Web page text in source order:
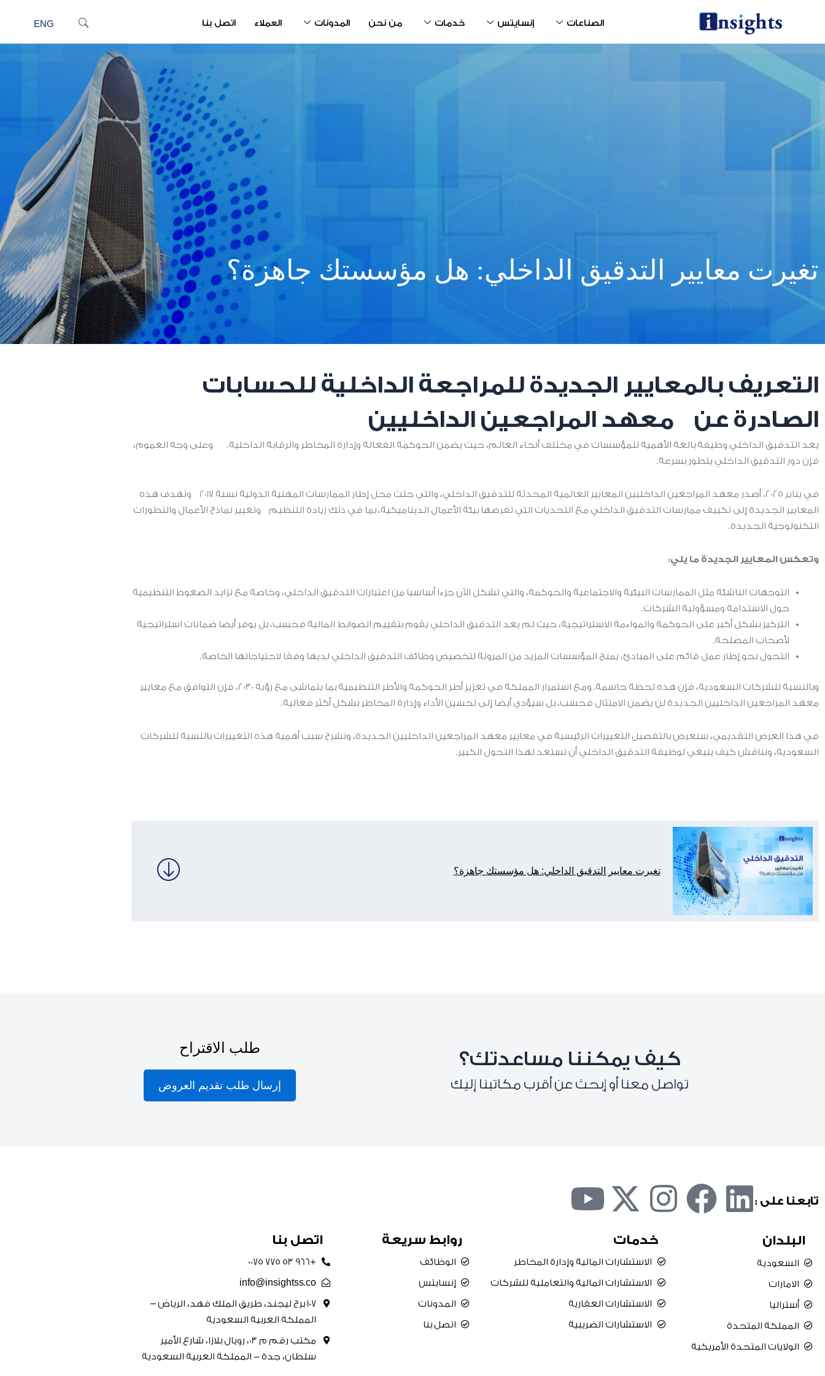
الصناعات إنسايتس خدمات من نحن المدونات العملاء اتصل بنا ENG
التعريف بالمعايير الجديدة للمراجعة الداخلية للحسابات
الصادرة عن معهد المراجعين الداخليين
يعد التدقيق الداخلي وظيفة بالغة الأهمية للمؤسسات في مختلف أنحاء العالم، حيث يضمن الحوكمة الفعالة وإدارة المخاطر والرقابة الداخلية. وعلى وجه العموم،
فإن دور التدقيق الداخلي يتطور بسرعة.
في يناير 2025، أصدر معهد المراجعين الداخليين المعايير العالمية المحدثة للتدقيق الداخلي، والتي حلت محل إطار الممارسات المهنية الدولية لسنة 2017 وتهدف هذه
المعايير الجديدة إلى تكييف ممارسات التدقيق الداخلي مع التحديات التي تفرضها بيئة الأعمال الديناميكية، بما في ذلك زيادة التنظيم وتغيير نماذج الأعمال والتطورات
التكنولوجية الجديدة.
وتعكس المعايير الجديدة ما يلي:
التوجهات الناشئة مثل الممارسات البيئية والاجتماعية والحوكمة، والتي تشكل الآن جزءا أساسيا من اعتبارات التدقيق الداخلي، وخاصة مع تزايد الضغوط التنظيمية
حول الاستدامة ومسؤولية الشركات.
التركيز بشكل أكبر على الحوكمة والمواءمة الاستراتيجية، حيث لم يعد التدقيق الداخلي يقوم بتقييم الضوابط المالية فحسب، بل يوفر أيضا ضمانات استراتيجية
لأصحاب المصلحة.
التحول نحو إطار عمل قائم على المبادئ، يمنح المؤسسات المزيد من المرونة لتخصيص وظائف التدقيق الداخلي لديها وفقا لاحتياجاتها الخاصة.
وبالنسبة للشركات السعودية، فإن هذه لحظة حاسمة. ومع استمرار المملكة في تعزيز أطر الحوكمة والأطر التنظيمية بما يتماشى مع رؤية 2030، فإن التوافق مع معايير
معهد المراجعين الداخليين الجديدة لن يضمن الامتثال فحسب، بل سيؤدي أيضا إلى تحسين الأداء وإدارة المخاطر بشكل أكثر فعالية.
في هذا العرض التقديمي، سنعرض بالتفصيل التغييرات الرئيسية في معايير معهد المراجعين الداخليين الجديدة، ونشرح سبب أهمية هذه التغييرات بالنسبة للشركات
السعودية، ونناقش كيف ينبغي لوظيفة التدقيق الداخلي أن تستعد لهذا التحول الكبير.
‎تغيرت معايير التدقيق الداخلي: هل مؤسستك جاهزة؟
كيف يمكننا مساعدتك؟
تواصل معنا أو إبحث عن أقرب مكاتبنا إليك
طلب الاقتراح
إرسال طلب تقديم العروض
تابعنا على :
L
e
d
F
o
I
n
s
t
a
X
-
t
w
i
Y
u
t
u
البلدان
السعودية
الامارات
أستراليا
المملكة المتحدة
الولايات المتحدة الأمريكية
خدمات
الاستشارات المالية وإدارة المخاطر
الاستشارات المالية والتعاملية للشركات
الاستشارات العقارية
الاستشارات الضريبية
روابط سريعة
الوظائف
إنسايتس
المدونات
اتصل بنا
اتصل بنا
+966 53 775 0075
info@insightss.co
107 برج ليجند، طريق الملك فهد، الرياض –
المملكة العربية السعودية
مكتب رقم م 03، رويال بلازا، شارع الأمير
سلطان، جدة - المملكة العربية السعودية